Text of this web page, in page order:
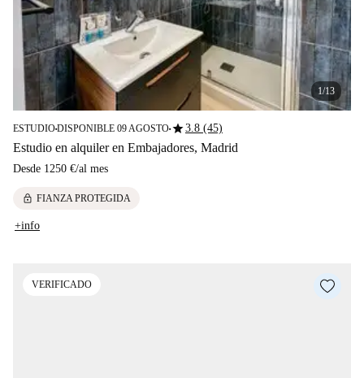
1/13
ESTUDIO■DISPONIBLE 09 AGOSTO■star3.8 (45)
Estudio en alquiler en Embajadores, Madrid
Desde 1250 €/al mes
lock FIANZA PROTEGIDA
+info
VERIFICADO